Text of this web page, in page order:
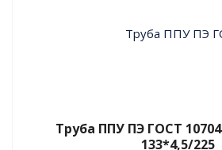
Труба ППУ ПЭ ГОСТ
133*4,5/225